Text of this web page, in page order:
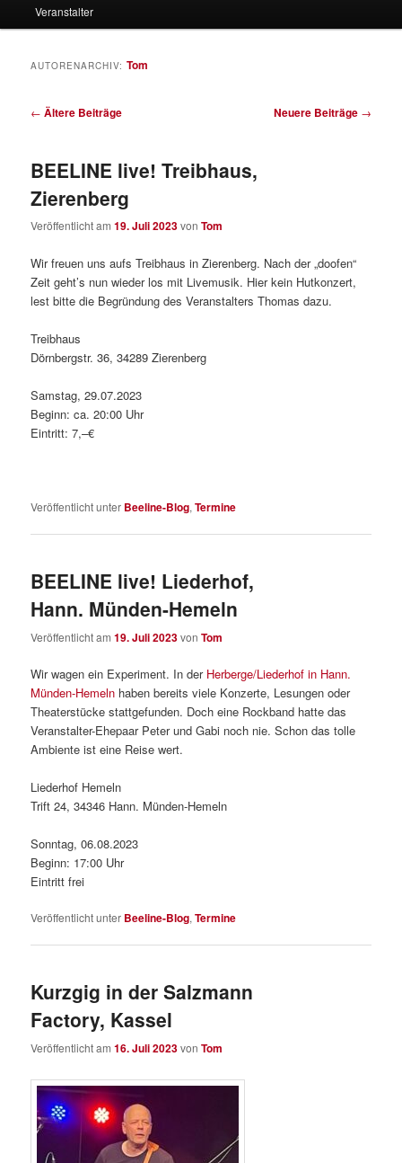
Veranstalter
AUTORENARCHIV:Tom
Beitragsnavigation
← Ältere Beiträge Neuere Beiträge →
BEELINE live! Treibhaus,
Zierenberg
Veröffentlicht am19. Juli 2023vonTom
Wir freuen uns aufs Treibhaus in Zierenberg. Nach der „doofen“
Zeit geht’s nun wieder los mit Livemusik. Hier kein Hutkonzert,
lest bitte die Begründung des Veranstalters Thomas dazu.
Treibhaus
Dörnbergstr. 36, 34289 Zierenberg
Samstag, 29.07.2023
Beginn: ca. 20:00 Uhr
Eintritt: 7,–€
Veröffentlicht unter Beeline-Blog,Termine
BEELINE live! Liederhof,
Hann. Münden-Hemeln
Veröffentlicht am19. Juli 2023vonTom
Wir wagen ein Experiment. In derHerberge/Liederhof in Hann.
Münden-Hemeln haben bereits viele Konzerte, Lesungen oder
Theaterstücke stattgefunden. Doch eine Rockband hatte das
Veranstalter-Ehepaar Peter und Gabi noch nie. Schon das tolle
Ambiente ist eine Reise wert.
Liederhof Hemeln
Trift 24, 34346 Hann. Münden-Hemeln
Sonntag, 06.08.2023
Beginn: 17:00 Uhr
Eintritt frei
Veröffentlicht unter Beeline-Blog,Termine
Kurzgig in der Salzmann
Factory, Kassel
Veröffentlicht am16. Juli 2023vonTom